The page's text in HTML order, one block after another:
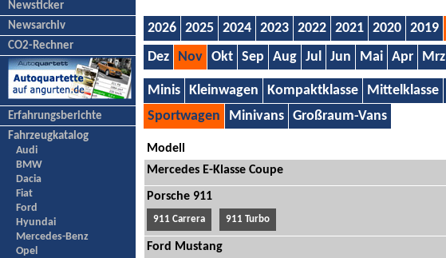
Newsticker
Newsarchiv
CO2-Rechner
Erfahrungsberichte
Fahrzeugkatalog
Audi
BMW
Dacia
Fiat
Ford
Hyundai
Mercedes-Benz
Opel
2026 2025 2024 2023 2022 2021 2020 2019
Dez Nov Okt Sep Aug Jul Jun Mai Apr Mrz
Minis Kleinwagen Kompaktklasse Mittelklasse
Sportwagen
Minivans Großraum-Vans
Modell
Mercedes E-Klasse Coupe
Porsche 911
911 Carrera 911 Turbo
Ford Mustang